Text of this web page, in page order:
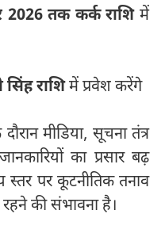
तक कर्क राशिमें
राशिमें प्रवेश करेंगे
मीडिया, सूचना तंत्र
का प्रसार बढ़
स्तर पर कूटनीतिक तनाव
की संभावना है।